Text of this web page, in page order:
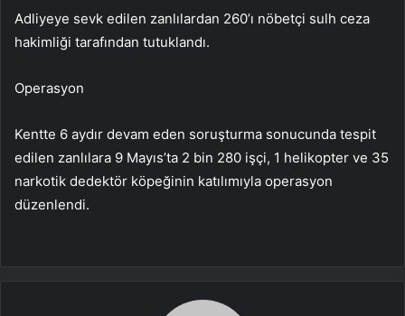
Adliyeye sevk edilen zanlılardan 260’ı nöbetçi sulh ceza
hakimliği tarafından tutuklandı.
Operasyon
Kentte 6 aydır devam eden soruşturma sonucunda tespit
edilen zanlılara 9 Mayıs’ta 2 bin 280 işçi, 1 helikopter ve 35
narkotik dedektör köpeğinin katılımıyla operasyon
düzenlendi.